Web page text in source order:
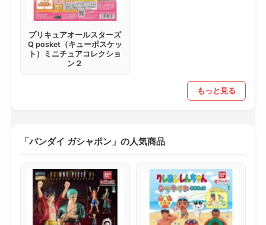
プリキュアオールスターズ
Q posket（キューポスケッ
ト）ミニチュアコレクショ
ン２
もっと見る
「バンダイ ガシャポン」の人気商品